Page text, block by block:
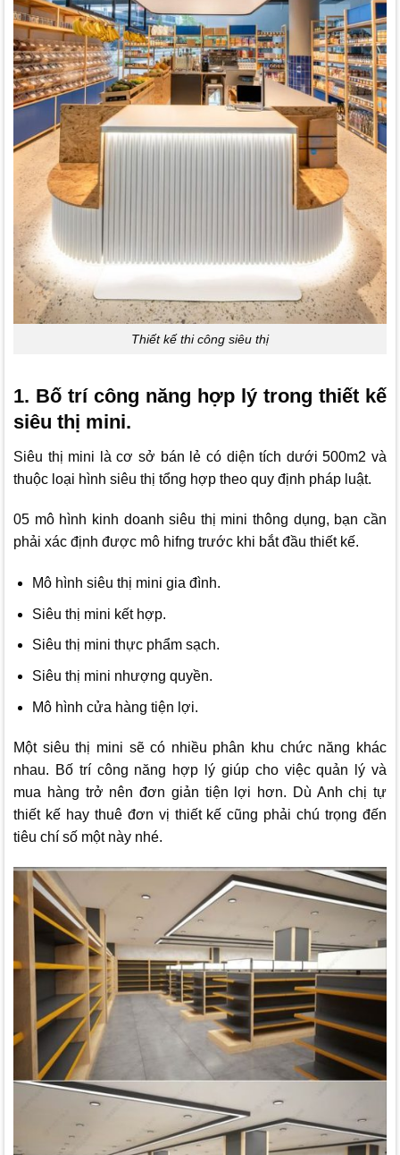
Thiết kế thi công siêu thị
1. Bố trí công năng hợp lý trong thiết kế
siêu thị mini.
Siêu thị mini là cơ sở bán lẻ có diện tích dưới 500m2 và
thuộc loại hình siêu thị tổng hợp theo quy định pháp luật.
05 mô hình kinh doanh siêu thị mini thông dụng, bạn cần
phải xác định được mô hifng trước khi bắt đầu thiết kế.
Mô hình siêu thị mini gia đình.
Siêu thị mini kết hợp.
Siêu thị mini thực phẩm sạch.
Siêu thị mini nhượng quyền.
Mô hình cửa hàng tiện lợi.
Một siêu thị mini sẽ có nhiều phân khu chức năng khác
nhau. Bố trí công năng hợp lý giúp cho việc quản lý và
mua hàng trở nên đơn giản tiện lợi hơn. Dù Anh chị tự
thiết kế hay thuê đơn vị thiết kế cũng phải chú trọng đến
tiêu chí số một này nhé.